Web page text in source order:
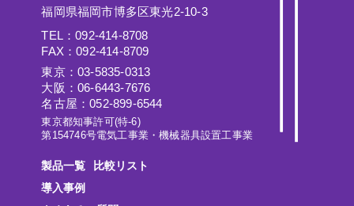
福岡県福岡市博多区東光2-10-3
TEL：092-414-8708
FAX：092-414-8709
東京：03-5835-0313
大阪：06-6443-7676
名古屋：052-899-6544
東京都知事許可(特-6)
第154746号電気工事業・機械器具設置工事業
製品一覧
比較リスト
導入事例